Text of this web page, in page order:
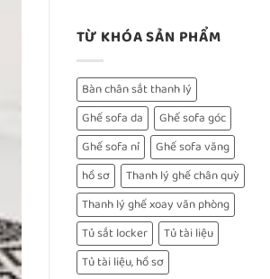
TỪ KHÓA SẢN PHẨM
Bàn chân sắt thanh lý
Ghế sofa da
Ghế sofa góc
Ghế sofa nỉ
Ghế sofa văng
hồ sơ
Thanh lý ghế chân quỳ
Thanh lý ghế xoay văn phòng
Tủ sắt locker
Tủ tài liệu
Tủ tài liệu, hồ sơ